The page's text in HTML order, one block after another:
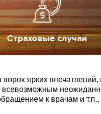
Страховые случаи
ворох ярких
к врачам и